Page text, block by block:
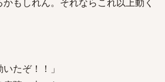
たぞ！！」